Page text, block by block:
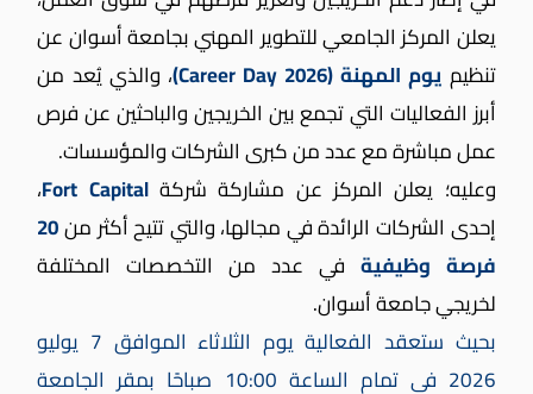
يعلن المركز الجامعي للتطوير المهني بجامعة أسوان عن
تنظيم يوم المهنة (Career Day 2026)
، والذي يُعد من
أبرز الفعاليات التي تجمع بين الخريجين والباحثين عن فرص
عمل مباشرة مع عدد من كبرى الشركات والمؤسسات.
وعليه؛ يعلن المركز عن مشاركة شركة Fort Capital،
إحدى الشركات الرائدة في مجالها، والتي تتيح أكثر من20
فرصة وظيفية في عدد من التخصصات المختلفة
لخريجي جامعة أسوان.
بحيث ستعقد الفعالية يوم الثلاثاء الموافق 7 يوليو
2026 فى تمام الساعة 10:00 صباحًا بمقر الجامعة